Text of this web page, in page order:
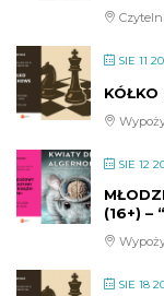
SIE 11
KÓŁKO
SIE 12
(16+) –
SIE 18